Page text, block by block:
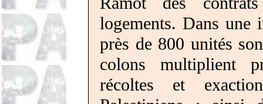
logements. Dans une
près de 800 unités
colons multiplient
récoltes et